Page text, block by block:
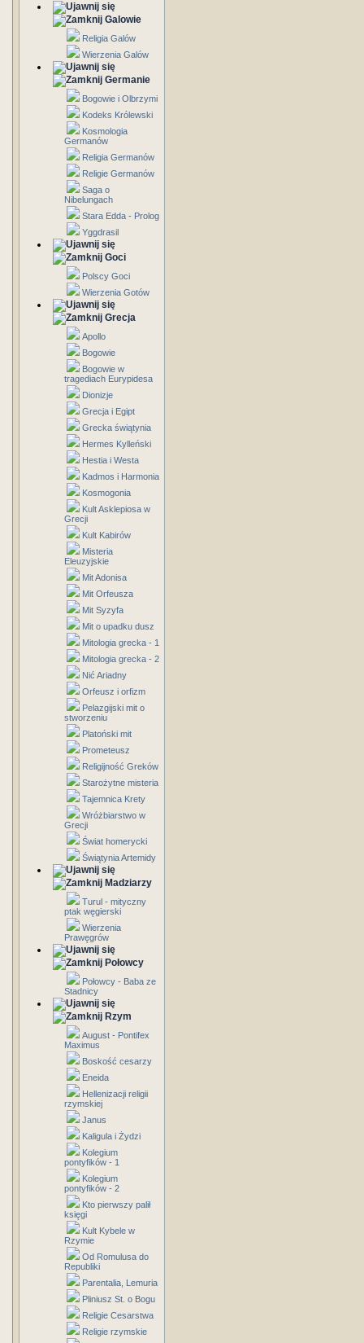
Galowie
Religia Galów
Wierzenia Galów
Germanie
Bogowie i Olbrzymi
Kodeks Królewski
Kosmologia
Germanów
Religia Germanów
Religie Germanów
Saga o
Nibelungach
Stara Edda - Prolog
Yggdrasil
Goci
Polscy Goci
Wierzenia Gotów
Grecja
Apollo
Bogowie
Bogowie w
tragediach Eurypidesa
Dionizje
Grecja i Egipt
Grecka świątynia
Hermes Kylleński
Hestia i Westa
Kadmos i Harmonia
Kosmogonia
Kult Asklepiosa w
Grecji
Kult Kabirów
Misteria
Eleuzyjskie
Mit Adonisa
Mit Orfeusza
Mit Syzyfa
Mit o upadku dusz
Mitologia grecka - 1
Mitologia grecka - 2
Nić Ariadny
Orfeusz i orfizm
Pelazgijski mit o
stworzeniu
Platoński mit
Prometeusz
Religijność Greków
Starożytne misteria
Tajemnica Krety
Wróżbiarstwo w
Grecji
Świat homerycki
Świątynia Artemidy
Madziarzy
Turul - mityczny
ptak węgierski
Wierzenia
Prawęgrów
Połowcy
Połowcy - Baba ze
Stadnicy
Rzym
August - Pontifex
Maximus
Boskość cesarzy
Eneida
Hellenizacji religii
rzymskiej
Janus
Kaligula i Żydzi
Kolegium
pontyfików - 1
Kolegium
pontyfików - 2
Kto pierwszy palił
księgi
Kult Kybele w
Rzymie
Od Romulusa do
Republiki
Parentalia, Lemuria
Pliniusz St. o Bogu
Religie Cesarstwa
Religie rzymskie